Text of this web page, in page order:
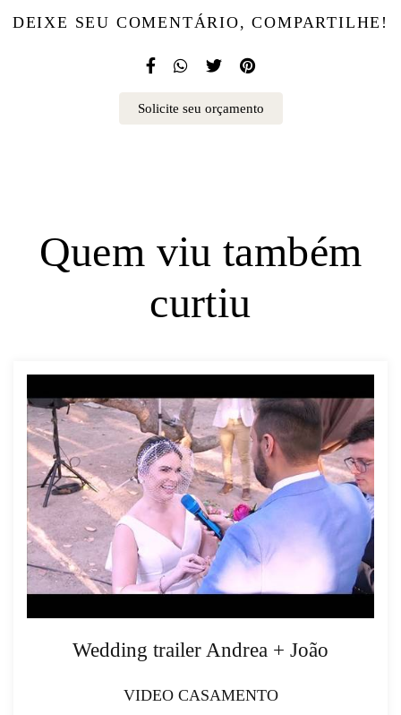
DEIXE SEU COMENTÁRIO, COMPARTILHE!
Solicite seu orçamento
Quem viu também
curtiu
Wedding trailer Andrea + João
VIDEO CASAMENTO